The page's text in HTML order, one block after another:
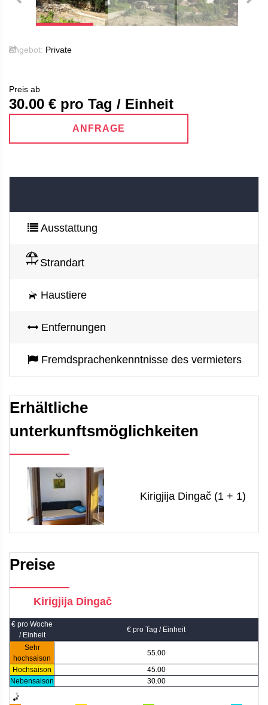
Angebot: Private
Preis ab
30.00 € pro Tag / Einheit
ANFRAGE
Ausstattung
Strandart
Haustiere
Entfernungen
Fremdsprachenkenntnisse des vermieters
Erhältliche
unterkunftsmöglichkeiten
Kirigjija Dingač (1 + 1)
Preise
Kirigjija Dingač
€ pro Woche
/ Einheit
€ pro Tag / Einheit
Sehr
hochsaison
55.00
Hochsaison
45.00
Nebensaison
30.00